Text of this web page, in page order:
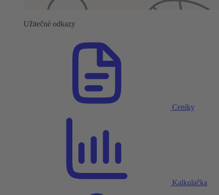
Užitečné odkazy
Ceníky
Kalkulačka